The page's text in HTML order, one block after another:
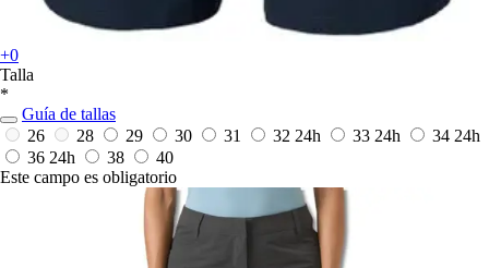
+0
Talla
*
Guía de tallas
26
28 29 30 31 32 24h 33 24h 34 24h
36 24h 38
40
Este campo es obligatorio